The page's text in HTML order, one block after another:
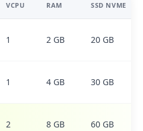
VCPU RAM SSD NVME
1 2 GB 20 GB
1 4 GB 30 GB
2 8 GB 60 GB